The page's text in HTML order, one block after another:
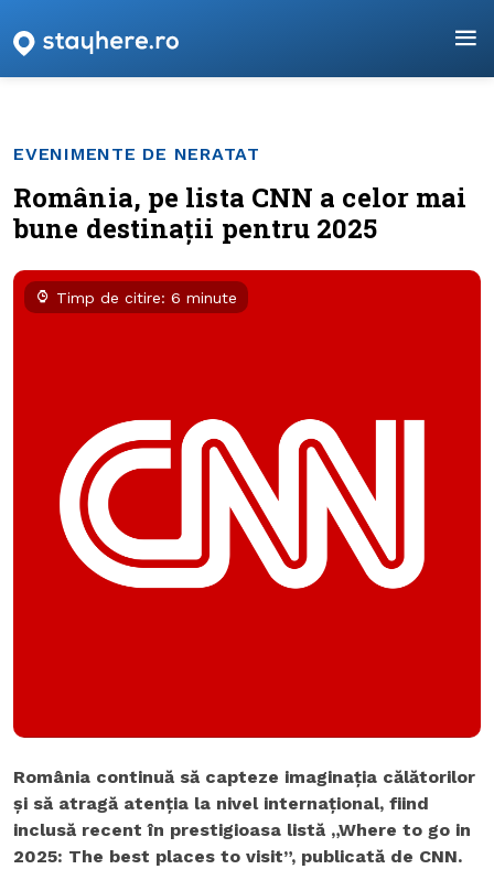
EVENIMENTE DE NERATAT
România, pe lista CNN a celor mai
bune destinații pentru 2025
Timp de citire: 6 minute
România continuă să capteze imaginația călătorilor
și să atragă atenția la nivel internațional, fiind
inclusă recent în prestigioasa listă „Where to go in
2025: The best places to visit”, publicată de CNN.